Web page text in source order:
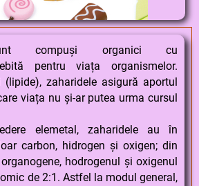
compuși organici cu
pentru viața organismelor.
zaharidele asigură aportul
viața nu și-ar putea urma cursul
elemetal, zaharidele au în
carbon, hidrogen și oxigen; din
hodrogenul și oxigenul
de 2:1. Astfel la modul general,